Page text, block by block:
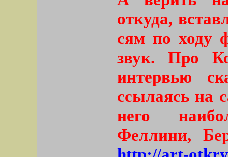
откуда,
сям по ходу
звук. Про
интервью
ссылаясь на
него
Феллини,